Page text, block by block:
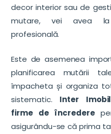
decor interior sau de
mutare, vei avea la
profesională.
Este de asemenea
planificarea mutării
împacheta și organiza
sistematic. Inter
firme de încredere
asigurându-se că prima